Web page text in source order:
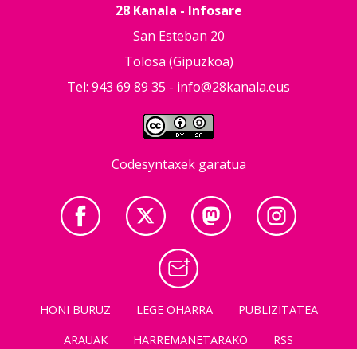
28 Kanala - Infosare
San Esteban 20
Tolosa (Gipuzkoa)
Tel: 943 69 89 35 - info@28kanala.eus
Codesyntaxek garatua
HONI BURUZ LEGE OHARRA
PUBLIZITATEA
ARAUAK
HARREMANETARAKO RSS